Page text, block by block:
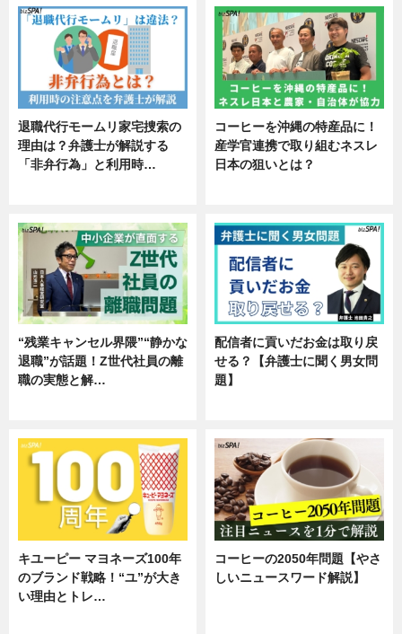
退職代行モームリ家宅捜索の
理由は？弁護士が解説する
「非弁行為」と利用時…
コーヒーを沖縄の特産品に！
産学官連携で取り組むネスレ
日本の狙いとは？
“残業キャンセル界隈”“静かな
退職”が話題！Z世代社員の離
職の実態と解…
配信者に貢いだお金は取り戻
せる？【弁護士に聞く男女問
題】
キユーピー マヨネーズ100年
のブランド戦略！“ユ”が大き
い理由とトレ…
コーヒーの2050年問題【やさ
しいニュースワード解説】